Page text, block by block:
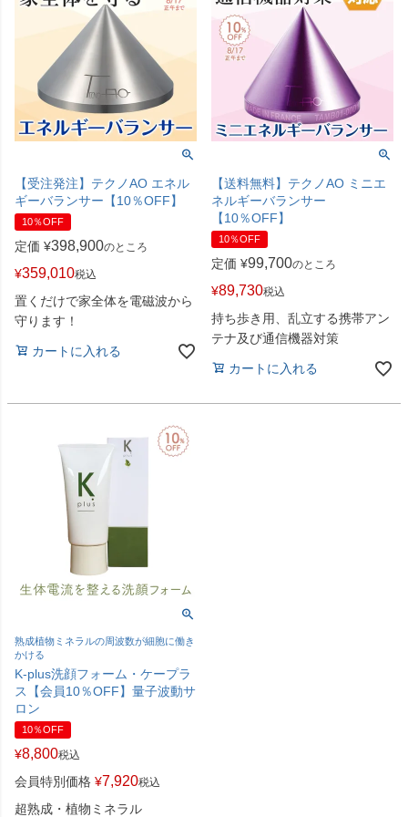
【受注発注】テクノAO エネル
ギーバランサー【10％OFF】
10％OFF
定価 ¥398,900のところ
¥359,010税込
置くだけで家全体を電磁波から
守ります！
カートに入れる
【送料無料】テクノAO ミニエ
ネルギーバランサー
【10％OFF】
10％OFF
定価 ¥99,700のところ
¥89,730税込
持ち歩き用、乱立する携帯アン
テナ及び通信機器対策
カートに入れる
熟成植物ミネラルの周波数が細胞に働き
かける
K-plus洗顔フォーム・ケープラ
ス【会員10％OFF】量子波動サ
ロン
10％OFF
¥8,800税込
会員特別価格 ¥7,920税込
超熟成・植物ミネラル